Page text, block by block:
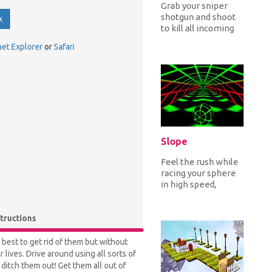
ExplorerorSafari
best to get rid of them but without
lives. Drive around using all sorts of
them out! Get them all out of
Grab your sniper
shotgun and shoot
to kill all incoming
Slope
Feel the rush while
racing your sphere
in high speed,